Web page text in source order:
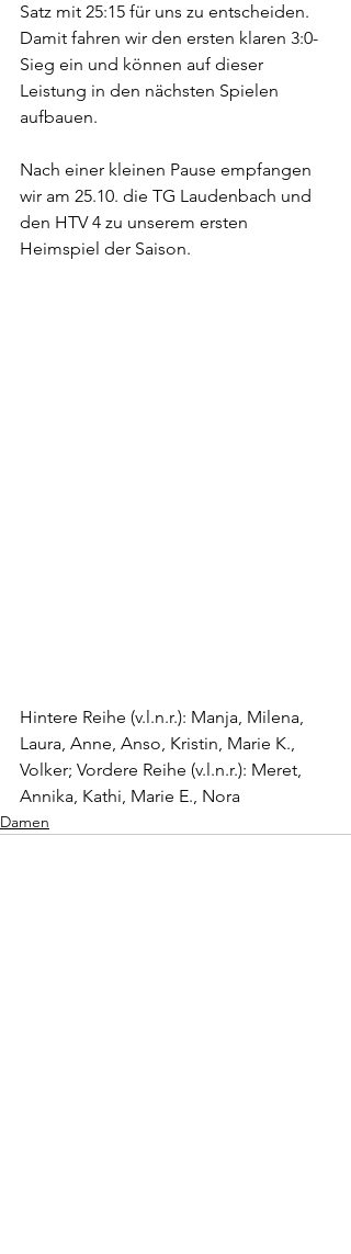
Satz mit 25:15 für uns zu entscheiden.
Damit fahren wir den ersten klaren 3:0-
Sieg ein und können auf dieser
Leistung in den nächsten Spielen
aufbauen.
Nach einer kleinen Pause empfangen
wir am 25.10. die TG Laudenbach und
den HTV 4 zu unserem ersten
Heimspiel der Saison.
Hintere Reihe (v.l.n.r.): Manja, Milena,
Laura, Anne, Anso, Kristin, Marie K.,
Volker; Vordere Reihe (v.l.n.r.): Meret,
Annika, Kathi, Marie E., Nora
Damen